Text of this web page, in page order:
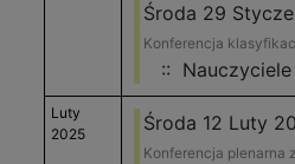
Środa 29
Konferencja
:: Nauczyciele
Luty
2025
Środa 12 Luty
Konferencja plenarna